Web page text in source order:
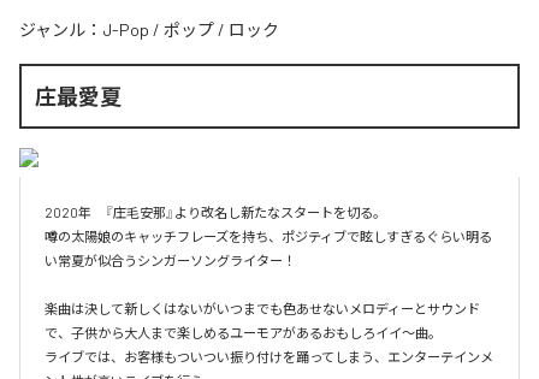
ジャンル： J-Pop / ポップ / ロック
庄最愛夏
2020年　『庄毛安那』より改名し新たなスタートを切る。
噂の太陽娘のキャッチフレーズを持ち、ポジティブで眩しすぎるぐらい明る
い常夏が似合うシンガーソングライター！
楽曲は決して新しくはないがいつまでも色あせないメロディーとサウンド
で、子供から大人まで楽しめるユーモアがあるおもしろイイ〜曲。
ライブでは、お客様もついつい振り付けを踊ってしまう、エンターテインメ